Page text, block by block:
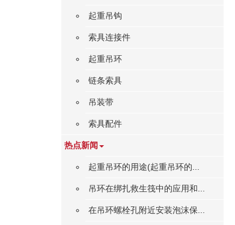
起重吊钩
索具连接件
起重吊环
链条索具
吊装带
索具配件
热点新闻
起重吊环的用途(起重吊环的...
吊环在绑扎救生筏中的应用和...
在吊环螺栓孔附近安装泡沫保...